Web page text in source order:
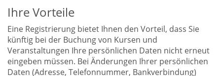
Ihre Vorteile
Eine Registrierung bietet Ihnen den Vorteil, dass Sie
künftig bei der Buchung von Kursen und
Veranstaltungen Ihre persönlichen Daten nicht erneut
eingeben müssen. Bei Änderungen Ihrer persönlichen
Daten (Adresse, Telefonnummer, Bankverbindung)